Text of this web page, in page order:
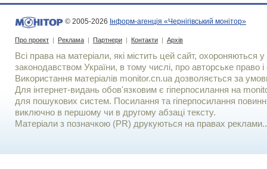
© 2005-2026 Інформ-агенція «Чернігівський монітор»
Про проект | Реклама | Партнери | Контакти | Архів
Всі права на матеріали, які містить цей сайт, охороняються у
законодавством України, в тому числі, про авторське право і
Використання матерiалiв monitor.cn.ua дозволяється за
Для iнтернет-видань обов'язковим є гiперпосилання на
для пошукових систем. Посилання та гіперпосилання
виключно в першому чи в другому абзаці тексту.
Матеріали з позначкою (PR) друкуються на правах реклами..